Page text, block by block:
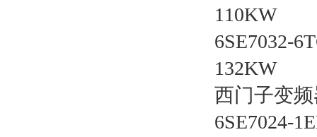
110KW
6SE7032-
132KW
西门子变
6SE7024-